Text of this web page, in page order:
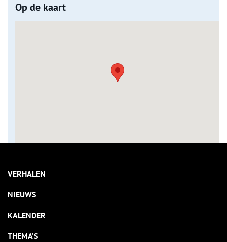
Op de kaart
VERHALEN
NIEUWS
KALENDER
THEMA’S